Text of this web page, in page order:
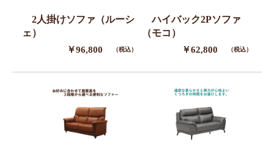
2人掛けソファ（ルーシ
ェ）
￥96,800 （税込）
ハイバック2Pソファ
（モコ）
￥62,800 （税込）